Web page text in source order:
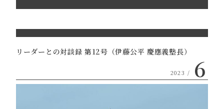
リーダーとの対談録 第12号（伊藤公平 慶應義塾長）
2023 / 6